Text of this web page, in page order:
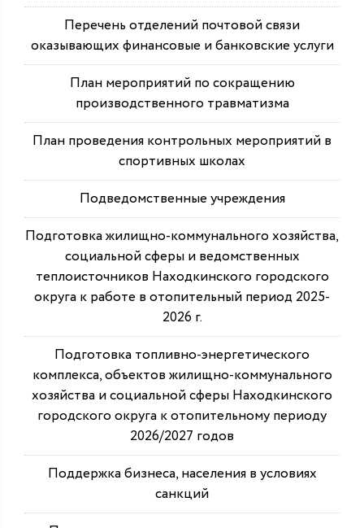
Перечень отделений почтовой связи
оказывающих финансовые и банковские услуги
План мероприятий по сокращению
производственного травматизма
План проведения контрольных мероприятий в
спортивных школах
Подведомственные учреждения
Подготовка жилищно-коммунального хозяйства,
социальной сферы и ведомственных
теплоисточников Находкинского городского
округа к работе в отопительный период 2025-
2026 г.
Подготовка топливно-энергетического
комплекса, объектов жилищно-коммунального
хозяйства и социальной сферы Находкинского
городского округа к отопительному периоду
2026/2027 годов
Поддержка бизнеса, населения в условиях
санкций